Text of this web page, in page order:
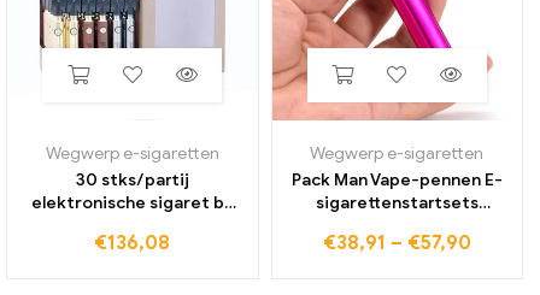
Wegwerp e-sigaretten
30 stks/partij
elektronische sigaret bk
batterijen kit draad display
€136,08
Wegwerp e-sigaretten
Pack Man Vape-pennen E-
sigarettenstartsets
batterij Keramische spoel
€38,91 – €57,90